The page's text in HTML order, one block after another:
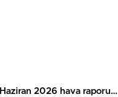
Haziran 2026 hava raporu…